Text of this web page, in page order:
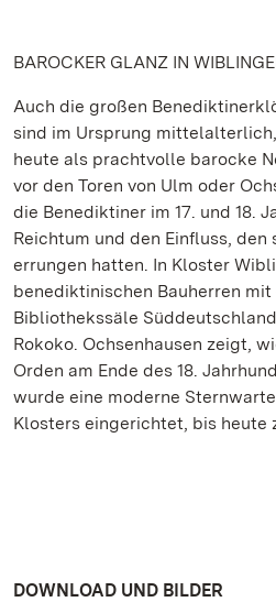
BAROCKER GLANZ IN
Auch die großen
sind im Ursprung
heute als prachtvolle barocke
vor den Toren von Ulm oder
die Benediktiner im 17. und 18.
Reichtum und den Einfluss,
errungen hatten. In Kloster
benediktinischen Bauherren
Bibliothekssäle
Rokoko. Ochsenhausen zeigt,
Orden am Ende des 18.
wurde eine moderne
Klosters eingerichtet, bis heute
DOWNLOAD UND BILDER